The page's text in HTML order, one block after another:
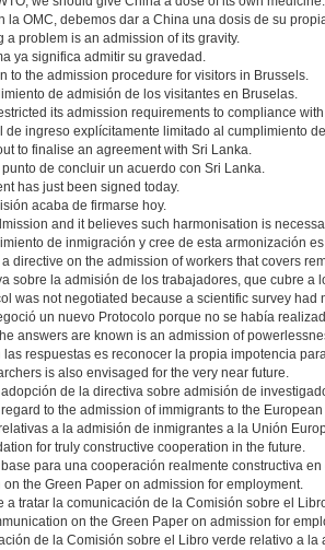
OMC, debemos dar a China una dosis de su
problem is an admission of its gravity.
ya significa admitir su gravedad.
to the admission procedure for visitors in Brussels.
de admisión de los visitantes en Bruselas.
its admission requirements to compliance
ingreso explícitamente limitado al cumplimiento
to finalise an agreement with Sri Lanka.
de concluir un acuerdo con Sri Lanka.
has just been signed today.
acaba de firmarse hoy.
and it believes such harmonisation is
de inmigración y cree de esta armonización
directive on the admission of workers that covers
sobre la admisión de los trabajadores, que cubre a
was not negotiated because a scientific survey had
un nuevo Protocolo porque no se había
answers are known is an admission of
respuestas es reconocer la propia impotencia
is also envisaged for the very near future.
de la directiva sobre admisión de
to the admission of immigrants to the
a la admisión de inmigrantes a la Unión
for truly constructive cooperation in the future.
para una cooperación realmente constructiva en
the Green Paper on admission for employment.
tratar la comunicación de la Comisión sobre el
on the Green Paper on admission for
de la Comisión sobre el Libro verde relativo a la